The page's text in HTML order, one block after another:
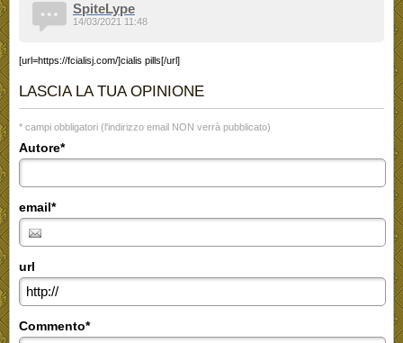
SpiteLype
[url=https://fcialisj.com/]cialis pills[/url]
14/03/2021 11:48
LASCIA LA TUA OPINIONE
* campi obbligatori (l'indirizzo email NON verrà pubblicato)
Autore*
email*
url
Commento*